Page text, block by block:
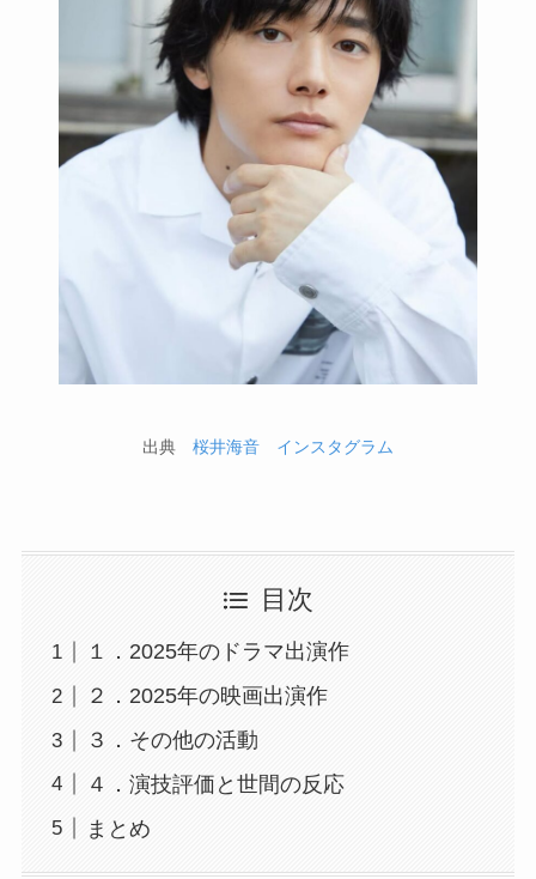
出典 桜井海音 インスタグラム
目次
１．2025年のドラマ出演作
２．2025年の映画出演作
３．その他の活動
４．演技評価と世間の反応
まとめ